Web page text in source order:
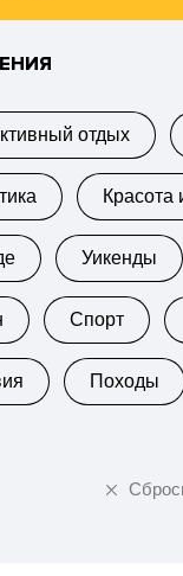
отдых
Красота
Уикенды
Спорт
Походы